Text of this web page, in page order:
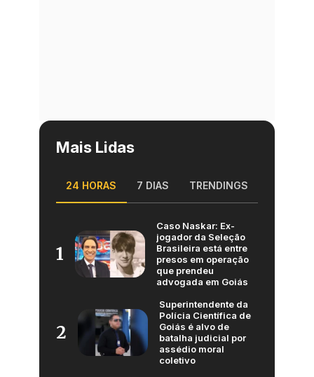
Mais Lidas
24 HORAS 7 DIAS TRENDINGS
1
Caso Naskar: Ex-
jogador da Seleção
Brasileira está entre
presos em operação
que prendeu
advogada em Goiás
2
Superintendente da
Polícia Científica de
Goiás é alvo de
batalha judicial por
assédio moral
coletivo